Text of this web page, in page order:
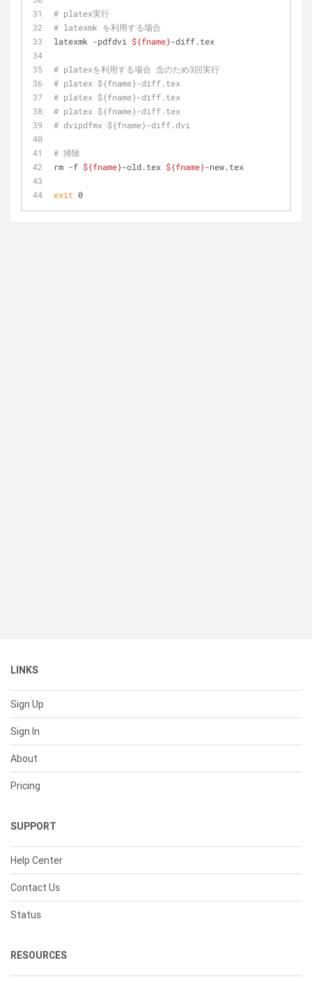
# platex実行
# latexmk を利用する場合
latexmk -pdfdvi ${fname}-diff.tex
# platexを利用する場合 念のため3回実行
# platex ${fname}-diff.tex
# platex ${fname}-diff.tex
# platex ${fname}-diff.tex
# dvipdfmx ${fname}-diff.dvi
# 掃除
rm -f ${fname}-old.tex ${fname}-new.tex
exit 0
LINKS
Sign Up
Sign In
About
Pricing
SUPPORT
Help Center
Contact Us
Status
RESOURCES